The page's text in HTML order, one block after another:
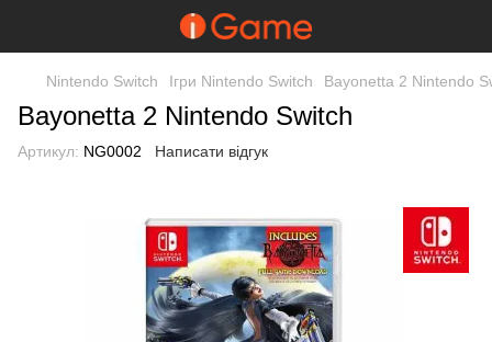
Nintendo Switch Ігри Nintendo Switch Bayonetta 2 Nintendo
Bayonetta 2 Nintendo Switch
Артикул: NG0002 Написати відгук